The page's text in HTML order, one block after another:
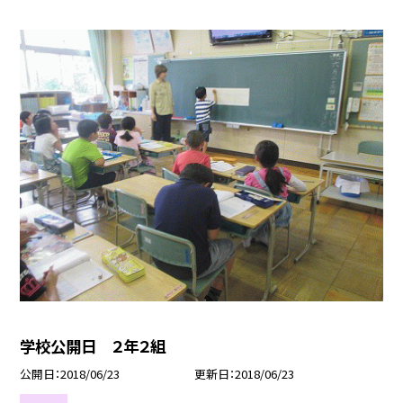
学校公開日 ２年２組
公開日 2018/06/23 更新日 2018/06/23